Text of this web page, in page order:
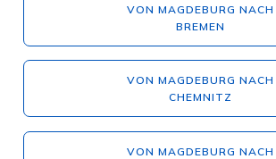
VON MAGDEBURG NACH
BREMEN
VON MAGDEBURG NACH
CHEMNITZ
VON MAGDEBURG NACH